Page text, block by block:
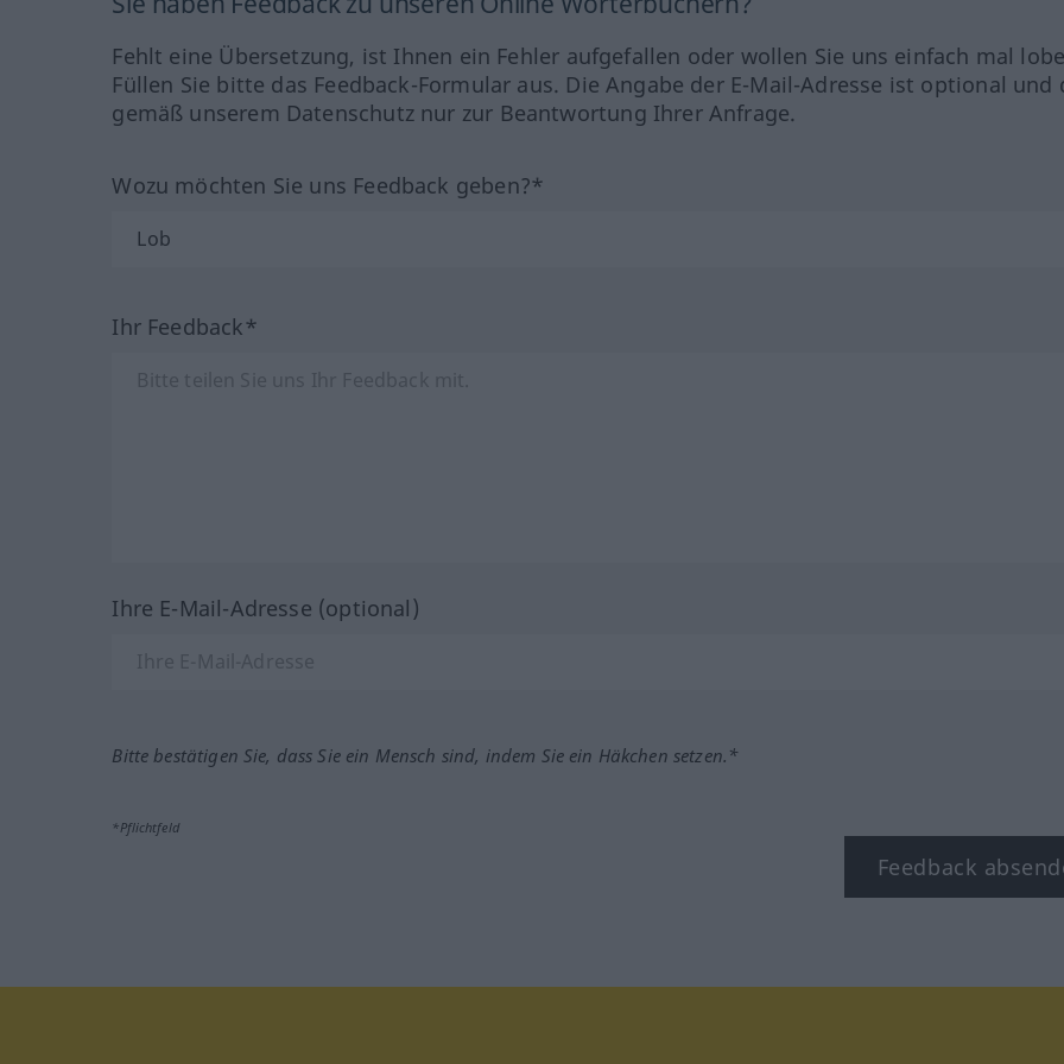
Fehlt eine Übersetzung, ist Ihnen ein Fehler aufgefallen oder wollen Sie uns einfach mal
Füllen Sie bitte das Feedback-Formular aus. Die Angabe der E-Mail-Adresse ist optional und
gemäß unserem Datenschutz nur zur Beantwortung Ihrer Anfrage.
Wozu möchten Sie uns Feedback geben?*
Ihr Feedback*
Ihre E-Mail-Adresse (optional)
Bitte bestätigen Sie, dass Sie ein Mensch sind, indem Sie ein Häkchen setzen.*
*Pflichtfeld
Feedback